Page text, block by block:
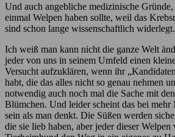
Und auch angebliche medizinische
einmal Welpen haben sollte, weil das
sind schon lange wissenschaftlich widerlegt.
Ich weiß man kann nicht die ganze Welt
jeder von uns in seinem Umfeld einen
Versucht aufzuklären, wenn ihr
habt, die das alles nicht so genau nehmen
notwendig auch noch mal die Sache mit
Blümchen. Und leider scheint das bei mehr
sein als man denkt. Die Süßen werden
die sie lieb haben, aber jeder dieser Welpen